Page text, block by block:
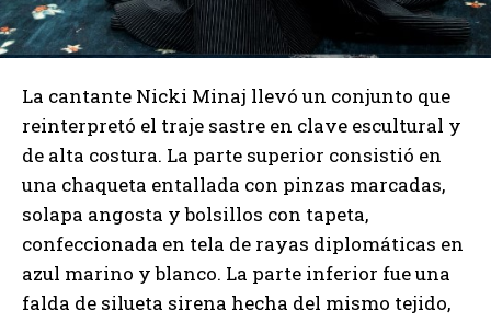
La cantante Nicki Minaj llevó un conjunto que
reinterpretó el traje sastre en clave escultural y
de alta costura. La parte superior consistió en
una chaqueta entallada con pinzas marcadas,
solapa angosta y bolsillos con tapeta,
confeccionada en tela de rayas diplomáticas en
azul marino y blanco. La parte inferior fue una
falda de silueta sirena hecha del mismo tejido,